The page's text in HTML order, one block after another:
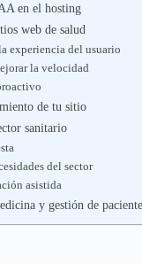
en el hosting
web de salud
experiencia del usuario
la velocidad
de tu sitio
sanitario
del sector
asistida
y gestión de